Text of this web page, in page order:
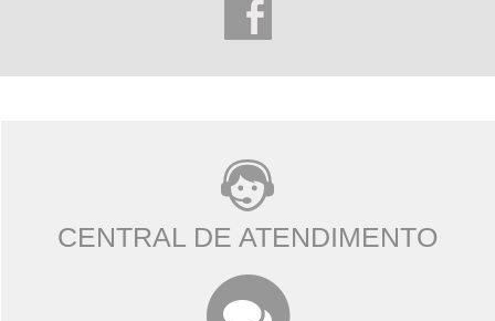
CENTRAL DE ATENDIMENTO